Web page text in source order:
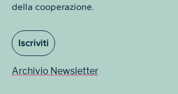
della cooperazione.
Iscriviti
Archivio Newsletter